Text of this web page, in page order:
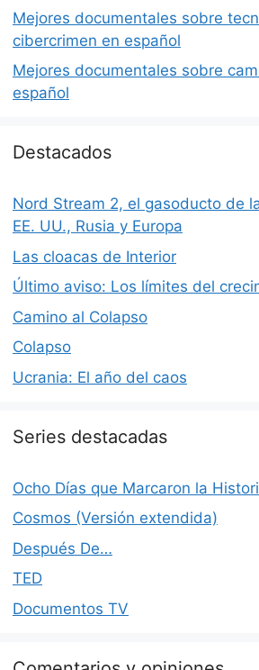
Mejores documentales sobre
cibercrimen en español
Mejores documentales sobre
español
Destacados
Nord Stream 2, el gasoducto de
EE. UU., Rusia y Europa
Las cloacas de Interior
Último aviso: Los límites del
Camino al Colapso
Colapso
Ucrania: El año del caos
Series destacadas
Ocho Días que Marcaron la
Cosmos (Versión extendida)
Después De…
TED
Documentos TV